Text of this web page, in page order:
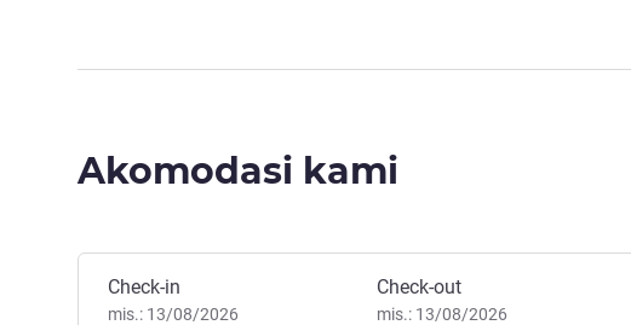
serves as the perfect base camp for
Akomodasi kami
Pesan hotel ini
Check-in
mis.: 13/08/2026
Check-out
mis.: 13/08/2026